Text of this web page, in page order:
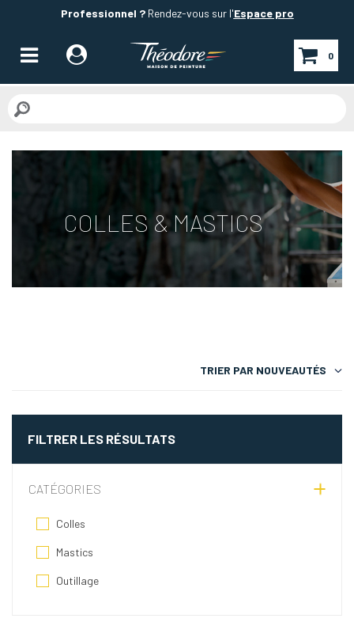
Professionnel ?Rendez-vous sur l'Espace pro
0
COLLES & MASTICS
TRIER PAR NOUVEAUTÉS
FILTRER LES RÉSULTATS
CATÉGORIES
Colles
Mastics
Outillage